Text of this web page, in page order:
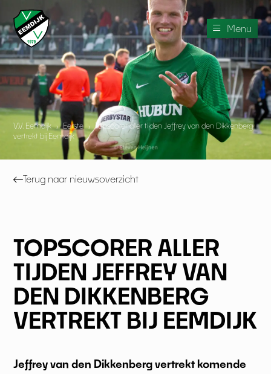
Menu
V.V. Eemdijk › Eerste › Topscorer aller tijden Jeffrey van den Dikkenberg
vertrekt bij Eemdijk
Terug naar nieuwsoverzicht
TOPSCORER ALLER
TIJDEN JEFFREY VAN
DEN DIKKENBERG
VERTREKT BIJ EEMDIJK
Jeffrey van den Dikkenberg vertrekt komende